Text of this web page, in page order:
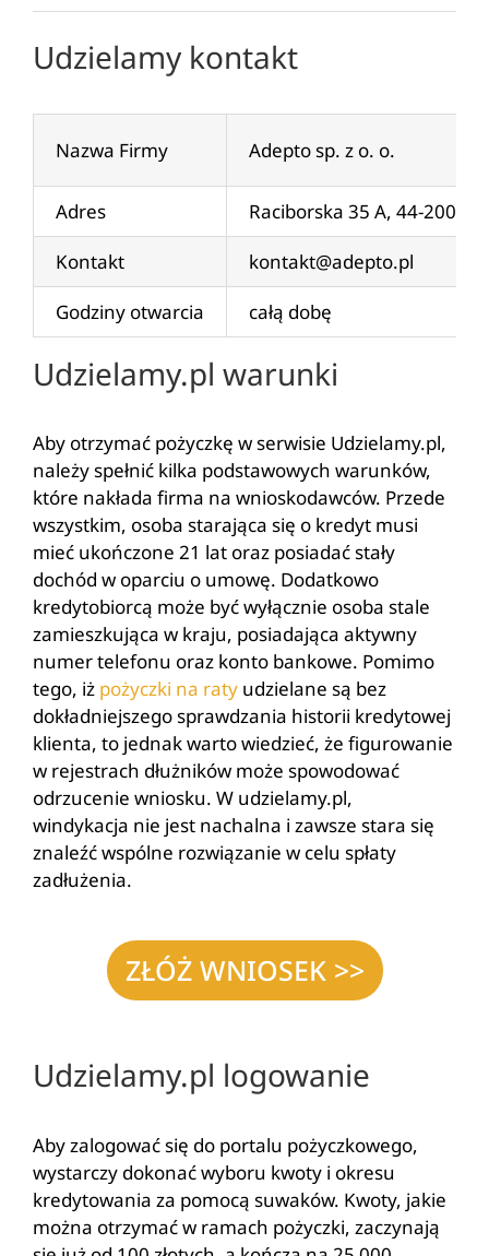
Udzielamy kontakt
Nazwa Firmy Adepto sp. z o. o.
Adres
Raciborska 35 A, 44-200
Kontakt
kontakt@adepto.pl
Godziny otwarcia
całą dobę
Udzielamy.pl warunki
Aby otrzymać pożyczkę w serwisie Udzielamy.pl,
należy spełnić kilka podstawowych warunków,
które nakłada firma na wnioskodawców. Przede
wszystkim, osoba starająca się o kredyt musi
mieć ukończone 21 lat oraz posiadać stały
dochód w oparciu o umowę. Dodatkowo
kredytobiorcą może być wyłącznie osoba stale
zamieszkująca w kraju, posiadająca aktywny
numer telefonu oraz konto bankowe. Pomimo
tego, iż pożyczki na raty udzielane są bez
dokładniejszego sprawdzania historii kredytowej
klienta, to jednak warto wiedzieć, że figurowanie
w rejestrach dłużników może spowodować
odrzucenie wniosku. W udzielamy.pl,
windykacja nie jest nachalna i zawsze stara się
znaleźć wspólne rozwiązanie w celu spłaty
zadłużenia.
ZŁÓŻ WNIOSEK >>
Udzielamy.pl logowanie
Aby zalogować się do portalu pożyczkowego,
wystarczy dokonać wyboru kwoty i okresu
kredytowania za pomocą suwaków. Kwoty, jakie
można otrzymać w ramach pożyczki, zaczynają